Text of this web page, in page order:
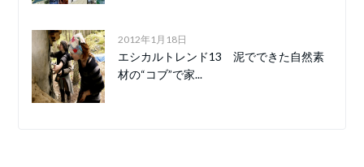
2012年1月18日
エシカルトレンド13 泥でできた自然素
材の“コブ”で家...